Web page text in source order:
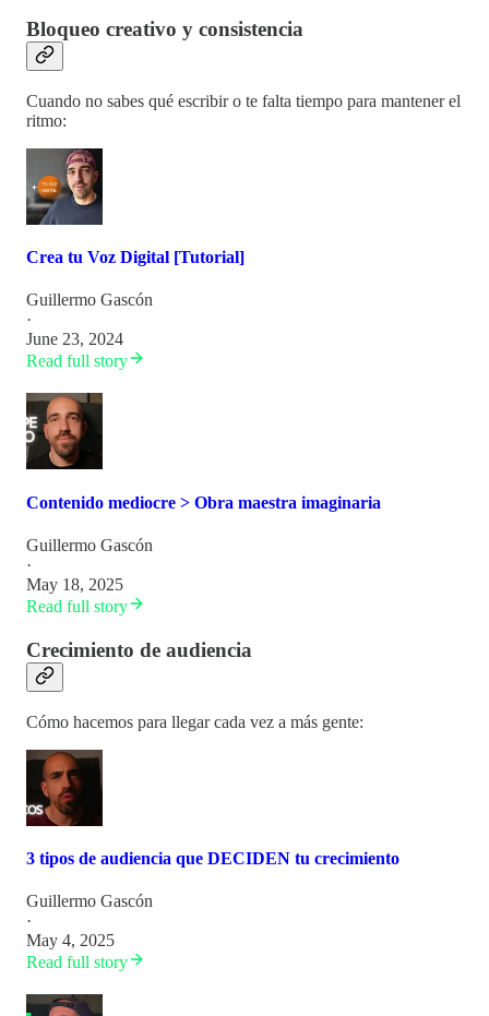
Bloqueo creativo y consistencia
Cuando no sabes qué escribir o te falta tiempo para mantener el
ritmo:
Crea tu Voz Digital [Tutorial]
Guillermo Gascón
·
June 23, 2024
Read full story
Contenido mediocre > Obra maestra imaginaria
Guillermo Gascón
·
May 18, 2025
Read full story
Crecimiento de audiencia
Cómo hacemos para llegar cada vez a más gente:
3 tipos de audiencia que DECIDEN tu crecimiento
Guillermo Gascón
·
May 4, 2025
Read full story